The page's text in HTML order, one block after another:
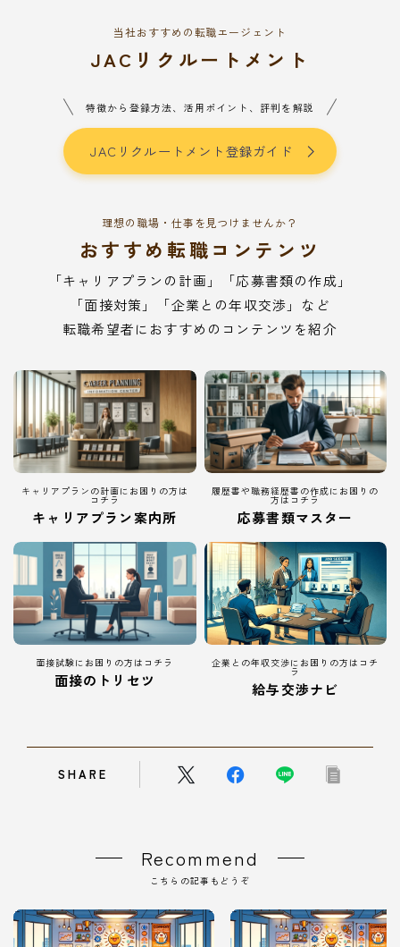
当社おすすめの転職エージェント
JACリクルートメント
特徴から登録方法、活用ポイント、評判を解説
JACリクルートメント登録ガイド
理想の職場・仕事を見つけませんか？
おすすめ転職コンテンツ
「キャリアプランの計画」「応募書類の作成」
「面接対策」「企業との年収交渉」など
転職希望者におすすめのコンテンツを紹介
キャリアプランの計画にお困りの方は
コチラ
キャリアプラン案内所
履歴書や職務経歴書の作成にお困りの
方はコチラ
応募書類マスター
面接試験にお困りの方はコチラ
面接のトリセツ
企業との年収交渉にお困りの方はコチ
ラ
給与交渉ナビ
SHARE
Recommend
こちらの記事もどうぞ